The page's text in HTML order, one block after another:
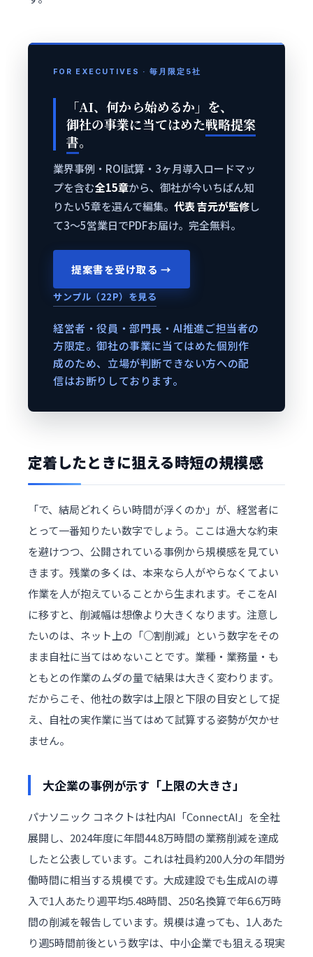
FOR EXECUTIVES · 毎月限定5社
「AI、何から始めるか」を、
御社の事業に当てはめた戦略提案
書。
業界事例・ROI試算・3ヶ月導入ロードマッ
プを含む全15章から、御社が今いちばん知
りたい5章を選んで編集。 代表 吉元が監修し
て3〜5営業日でPDFお届け。完全無料。
提案書を受け取る →
サンプル（22P）を見る
経営者・役員・部門長・AI推進ご担当者の
方限定。御社の事業に当てはめた個別作
成のため、立場が判断できない方への配
信はお断りしております。
定着したときに狙える時短の規模感
「で、結局どれくらい時間が浮くのか」が、経営者に
とって一番知りたい数字でしょう。ここは過大な約束
を避けつつ、公開されている事例から規模感を見てい
きます。残業の多くは、本来なら人がやらなくてよい
作業を人が抱えていることから生まれます。そこをAI
に移すと、削減幅は想像より大きくなります。注意し
たいのは、ネット上の「○割削減」という数字をその
まま自社に当てはめないことです。業種・業務量・も
ともとの作業のムダの量で結果は大きく変わります。
だからこそ、他社の数字は上限と下限の目安として捉
え、自社の実作業に当てはめて試算する姿勢が欠かせ
ません。
大企業の事例が示す「上限の大きさ」
パナソニック コネクトは社内AI「ConnectAI」を全社
展開し、2024年度に年間44.8万時間の業務削減を達成
したと公表しています。これは社員約200人分の年間労
働時間に相当する規模です。大成建設でも生成AIの導
入で1人あたり週平均5.48時間、250名換算で年6.6万時
間の削減を報告しています。規模は違っても、1人あた
り週5時間前後という数字は、中小企業でも狙える現実